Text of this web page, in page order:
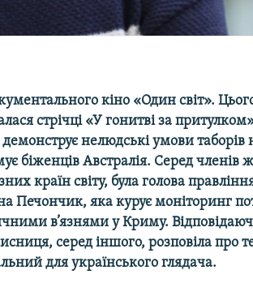
кіно «Один світ».
стрічці «У гонитві за
демонструє нелюдські умови таборів
біженців Австралія. Серед членів
країн світу, була голова
Печончик, яка курує моніторинг
в’язнями у Криму.
серед іншого, розповіла про
для українського глядача.